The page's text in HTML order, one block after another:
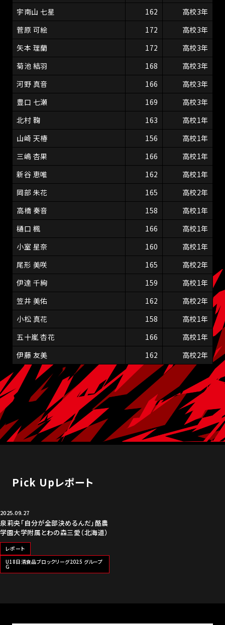
宇南山 七星 162
高校3年
菅原 可絵
172
高校3年
矢本 理蘭
172
高校3年
菊池 結羽
168
高校3年
河野 真音
166
高校3年
豊口 七瀬
169
高校3年
北村 鞠
163
高校1年
山崎 天椿
156
高校1年
三嶋 杏果
166
高校1年
新谷 恵唯
162
高校1年
岡部 朱花
165
高校2年
高橋 奏音
158
高校1年
樋口 楓
166
高校1年
小室 星奈
160
高校1年
尾形 美咲
165
高校2年
伊達 千絢
159
高校1年
笠井 美佑
162
高校2年
小松 真花
158
高校1年
五十嵐 杏花
166
高校1年
伊藤 友美
162 高校2年
Pick Upレポート
2025.09.27
泉莉央「自分が全部決めるんだ」酪農
学園大学附属とわの森三愛（北海道）
レポート
U18日清食品ブロックリーグ2025 グループ
G